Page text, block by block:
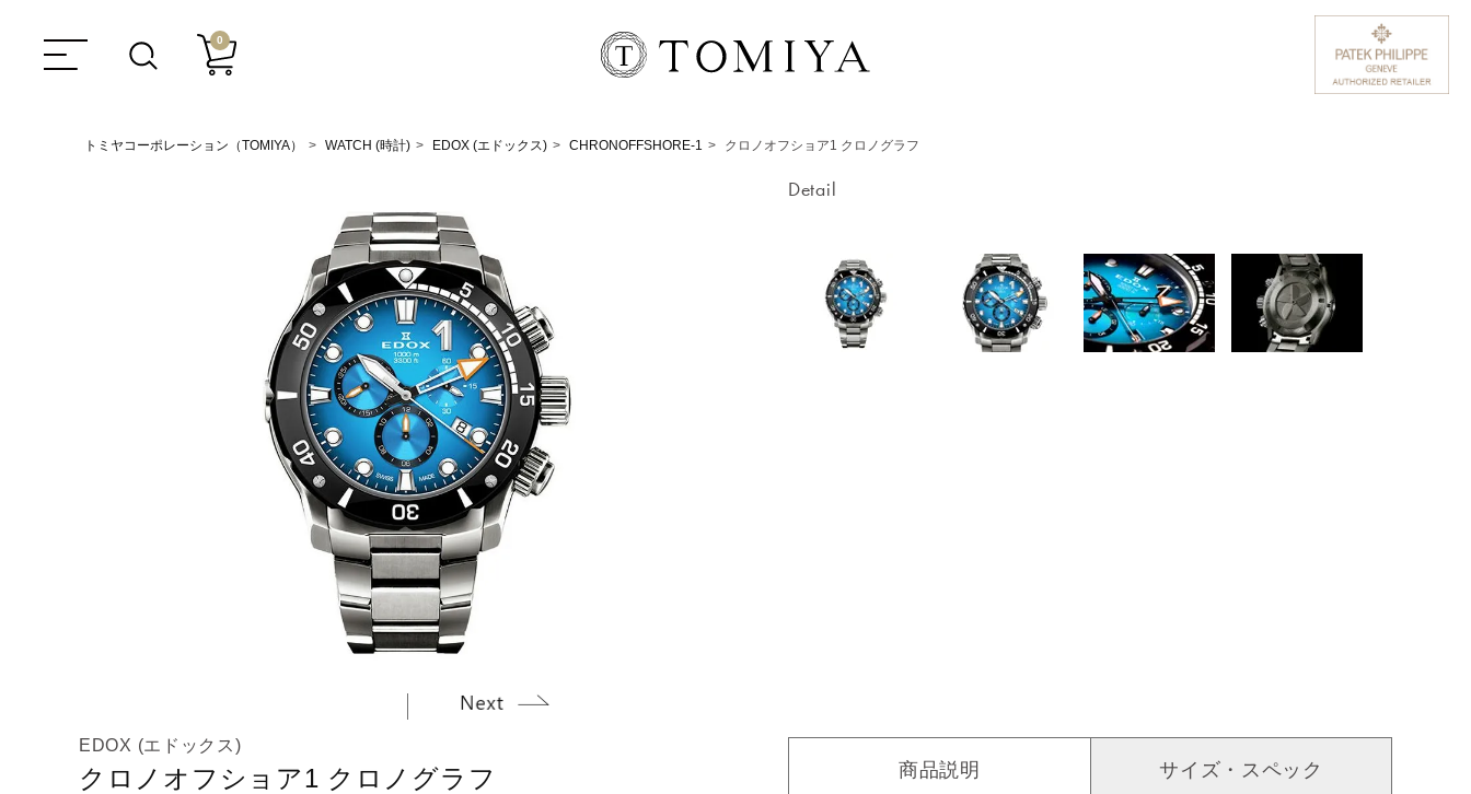
0
トミヤコーポレーション（TOMIYA） WATCH (時計) EDOX (エドックス) CHRONOFFSHORE-1 クロノオフショア1 クロノグラフ
Detail
EDOX (エドックス)
クロノオフショア1 クロノグラフ 商品説明 サイズ・スペック